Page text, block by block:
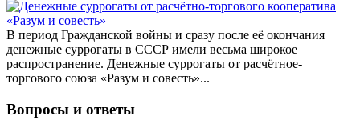
В период Гражданской войны и сразу после её окончания
денежные суррогаты в СССР имели весьма широкое
распространение. Денежные суррогаты от расчётное-
торгового союза «Разум и совесть»...
Вопросы и ответы